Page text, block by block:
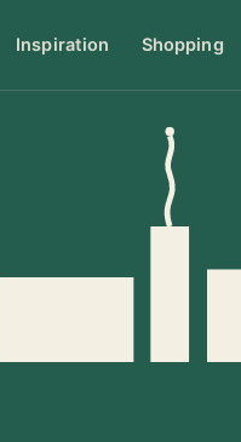
Inspiration Shopping